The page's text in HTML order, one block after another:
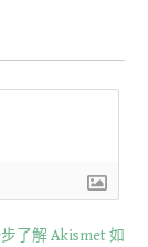
了解 Akismet 如